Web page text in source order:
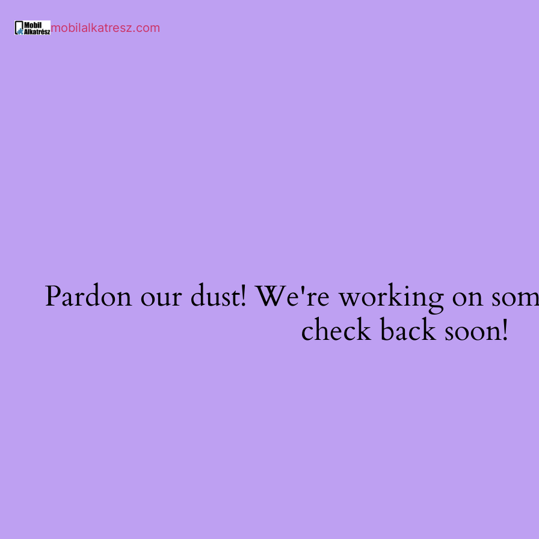
mobilalkatresz.com
Pardon our dust! We're working on
check back soon!